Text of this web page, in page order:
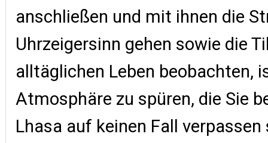
anschließen und mit ihnen die
Uhrzeigersinn gehen sowie die
alltäglichen Leben beobachten,
Atmosphäre zu spüren, die Sie
Lhasa auf keinen Fall verpassen